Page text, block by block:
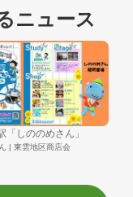
ニュース
「しののめさん」
| 東雲地区商店会